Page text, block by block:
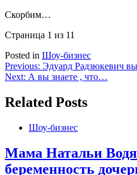
Скорбим…
Страница 1 из 11
Posted in Шоу-бизнес
Навигация
по
записям
Previous: Эдуард Радзюкевич
Next: А вы знаете , что…
Related Posts
Шоу-бизнес
Мама Натальи
беременность